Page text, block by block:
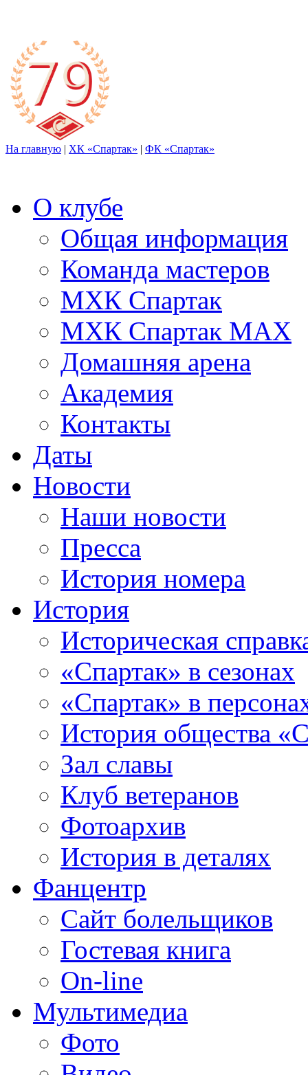
На главную | ХК «Спартак» | ФК «Спартак»
О клубе
Общая информация
Команда мастеров
МХК Спартак
МХК Спартак МАХ
Домашняя арена
Академия
Контакты
Даты
Новости
Наши новости
Пресса
История номера
История
Историческая
«Спартак» в сезонах
«Спартак» в
История общества
Зал славы
Клуб ветеранов
Фотоархив
История в деталях
Фанцентр
Сайт болельщиков
Гостевая книга
On-line
Мультимедиа
Фото